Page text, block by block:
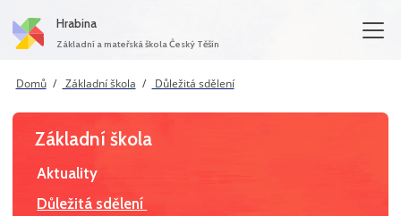
Hrabina
Základní a mateřská škola Český Těšín
Domů Základní škola Důležitá sdělení
Základní škola
Aktuality
Důležitá sdělení